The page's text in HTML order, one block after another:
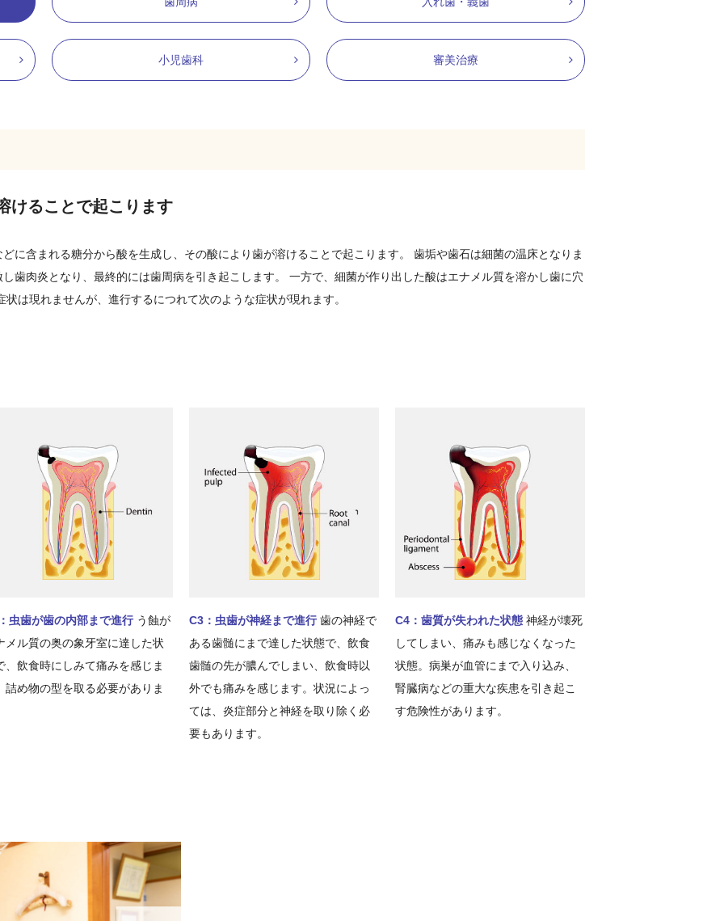
小児歯科 審美治療
けることで起こります
に含まれる糖分から酸を生成し、その酸により歯が溶けることで起こります。 歯垢や歯石は細菌の温床となりま
歯肉炎となり、最終的には歯周病を引き起こします。 一方で、細菌が作り出した酸はエナメル質を溶かし歯に穴
は現れませんが、進行するにつれて次のような症状が現れます。
虫歯が歯の内部まで進行う蝕が
メル質の奥の象牙室に達した状
、飲食時にしみて痛みを感じま
詰め物の型を取る必要がありま
C3：虫歯が神経まで進行歯の神経で
ある歯髄にまで達した状態で、飲食
歯髄の先が膿んでしまい、飲食時以
外でも痛みを感じます。状況によっ
ては、炎症部分と神経を取り除く必
要もあります。
C4：歯質が失われた状態 神経が壊死
してしまい、痛みも感じなくなった
状態。病巣が血管にまで入り込み、
腎臓病などの重大な疾患を引き起こ
す危険性があります。